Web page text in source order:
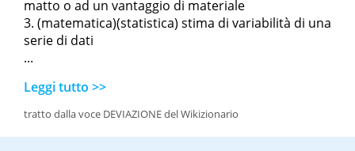
matto o ad un vantaggio di materiale
(matematica)(statistica) stima di variabilità di una
serie di dati
...
Leggi tutto >>
tratto dalla voce DEVIAZIONE del Wikizionario